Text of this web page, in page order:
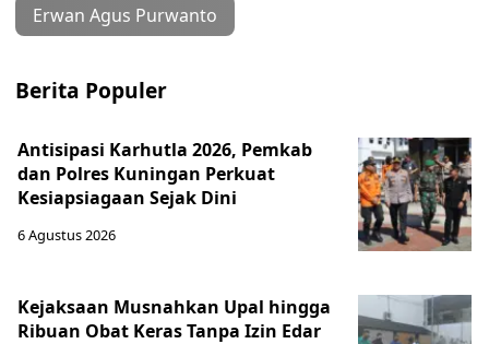
Erwan Agus Purwanto
Berita Populer
Antisipasi Karhutla 2026, Pemkab
dan Polres Kuningan Perkuat
Kesiapsiagaan Sejak Dini
6 Agustus 2026
Kejaksaan Musnahkan Upal hingga
Ribuan Obat Keras Tanpa Izin Edar